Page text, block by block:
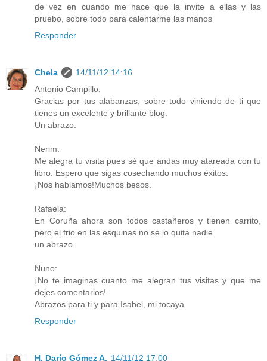
de vez en cuando me hace que la invite a ellas y las
pruebo, sobre todo para calentarme las manos
Responder
Chela
14/11/12 14:16
Antonio Campillo:
Gracias por tus alabanzas, sobre todo viniendo de ti que
tienes un excelente y brillante blog.
Un abrazo.
Nerim:
Me alegra tu visita pues sé que andas muy atareada con tu
libro. Espero que sigas cosechando muchos éxitos.
¡Nos hablamos!Muchos besos.
Rafaela:
En Coruña ahora son todos castañeros y tienen carrito,
pero el frio en las esquinas no se lo quita nadie.
un abrazo.
Nuno:
¡No te imaginas cuanto me alegran tus visitas y que me
dejes comentarios!
Abrazos para ti y para Isabel, mi tocaya.
Responder
H. Darío Gómez A. 14/11/12 17:00